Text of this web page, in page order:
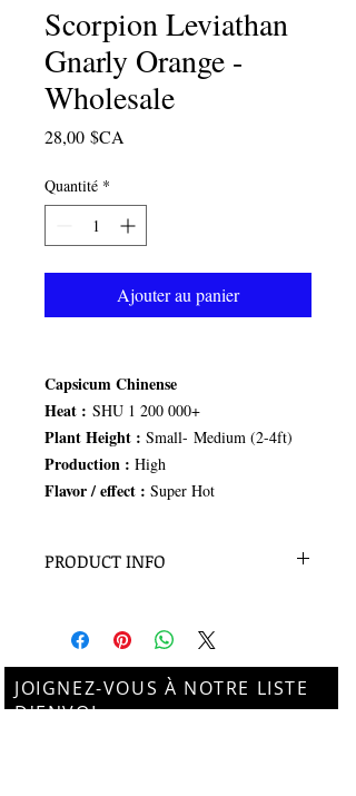
Scorpion Leviathan
Gnarly Orange -
Wholesale
28,00 $CA
Quantité *
Ajouter au panier
Capsicum Chinense
Heat : SHU 1 200 000+
Plant Height : Small- Medium (2-4ft)
Production : High
Flavor / effect : Super Hot
PRODUCT INFO
JOIGNEZ-VOUS À NOTRE LISTE
D'ENVOI